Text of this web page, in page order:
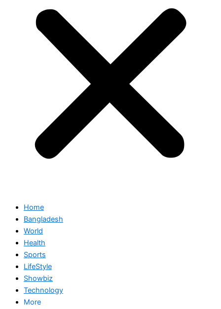
Home
Bangladesh
World
Health
Sports
LifeStyle
Showbiz
Technology
More